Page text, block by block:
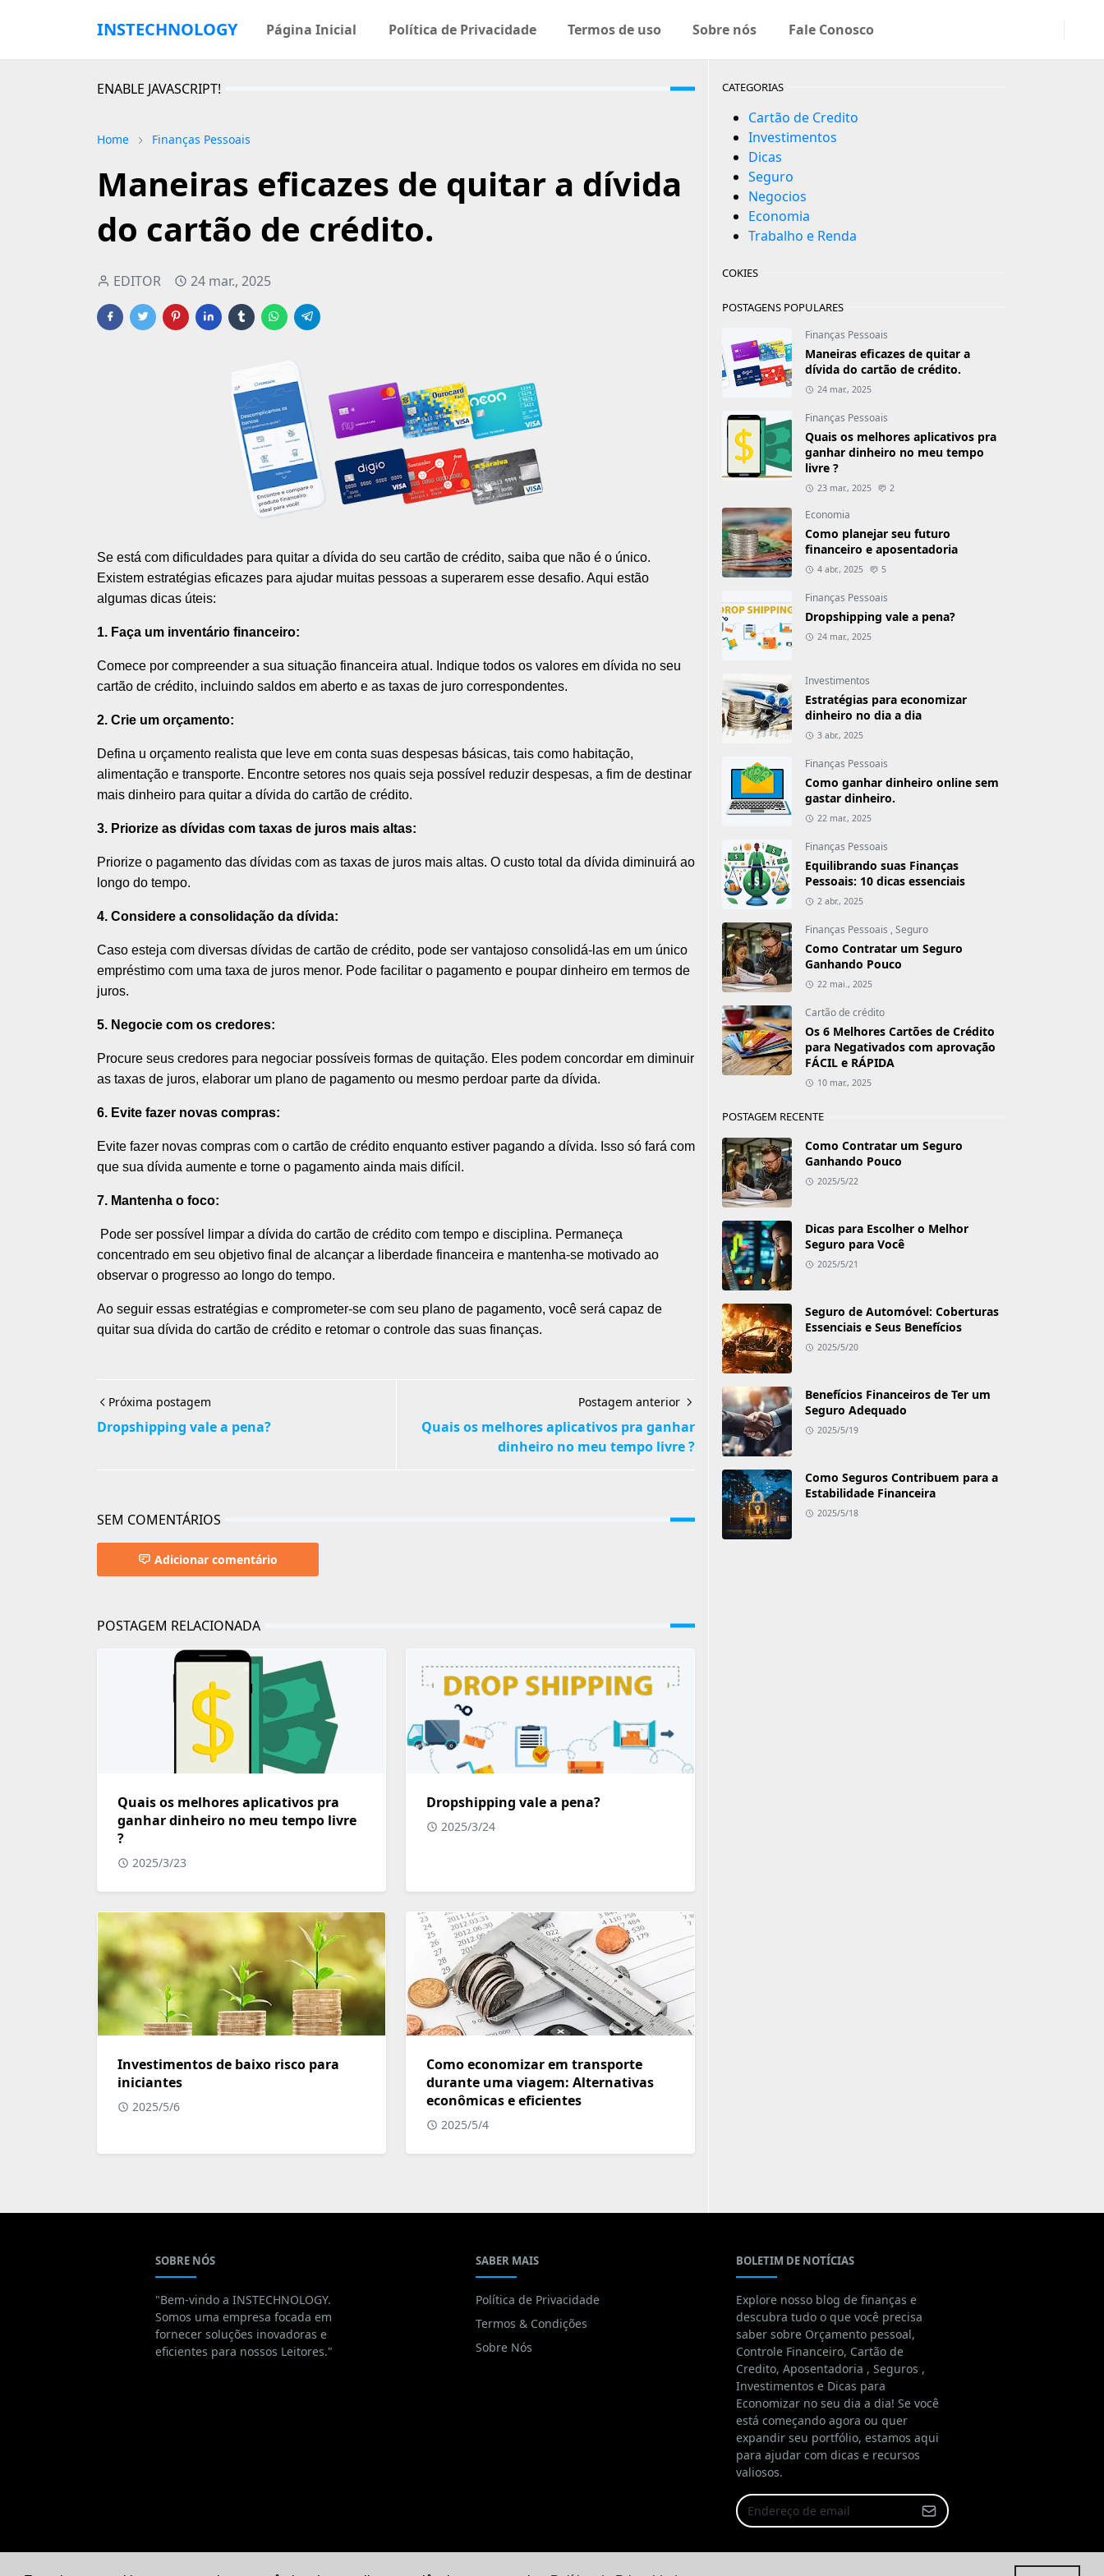
INSTECHNOLOGY Página Inicial Política de Privacidade Termos de uso Sobre nós Fale Conosco
ENABLE JAVASCRIPT!
Home Finanças Pessoais
Maneiras eficazes de quitar a dívida
do cartão de crédito.
EDITOR 24 mar., 2025
Se está com dificuldades para quitar a dívida do seu cartão de crédito, saiba que não é o único.
Existem estratégias eficazes para ajudar muitas pessoas a superarem esse desafio. Aqui estão
algumas dicas úteis:
1. Faça um inventário financeiro:
Comece por compreender a sua situação financeira atual. Indique todos os valores em dívida no seu
cartão de crédito, incluindo saldos em aberto e as taxas de juro correspondentes.
2. Crie um orçamento:
Defina u orçamento realista que leve em conta suas despesas básicas, tais como habitação,
alimentação e transporte. Encontre setores nos quais seja possível reduzir despesas, a fim de destinar
mais dinheiro para quitar a dívida do cartão de crédito.
3. Priorize as dívidas com taxas de juros mais altas:
Priorize o pagamento das dívidas com as taxas de juros mais altas. O custo total da dívida diminuirá ao
longo do tempo.
4. Considere a consolidação da dívida:
Caso esteja com diversas dívidas de cartão de crédito, pode ser vantajoso consolidá-las em um único
empréstimo com uma taxa de juros menor. Pode facilitar o pagamento e poupar dinheiro em termos de
juros.
5. Negocie com os credores:
Procure seus credores para negociar possíveis formas de quitação. Eles podem concordar em diminuir
as taxas de juros, elaborar um plano de pagamento ou mesmo perdoar parte da dívida.
6. Evite fazer novas compras:
Evite fazer novas compras com o cartão de crédito enquanto estiver pagando a dívida. Isso só fará com
que sua dívida aumente e torne o pagamento ainda mais difícil.
7. Mantenha o foco:
Pode ser possível limpar a dívida do cartão de crédito com tempo e disciplina. Permaneça
concentrado em seu objetivo final de alcançar a liberdade financeira e mantenha-se motivado ao
observar o progresso ao longo do tempo.
Ao seguir essas estratégias e comprometer-se com seu plano de pagamento, você será capaz de
quitar sua dívida do cartão de crédito e retomar o controle das suas finanças.
Próxima postagem
Dropshipping vale a pena?
Postagem anterior
Quais os melhores aplicativos pra ganhar
dinheiro no meu tempo livre ?
SEM COMENTÁRIOS
Adicionar comentário
POSTAGEM RELACIONADA
Quais os melhores aplicativos pra
ganhar dinheiro no meu tempo livre
?
2025/3/23
Dropshipping vale a pena?
2025/3/24
Investimentos de baixo risco para
iniciantes
2025/5/6
Como economizar em transporte
durante uma viagem: Alternativas
econômicas e eficientes
2025/5/4
CATEGORIAS
Cartão de Credito
Investimentos
Dicas
Seguro
Negocios
Economia
Trabalho e Renda
COKIES
POSTAGENS POPULARES
Finanças Pessoais
Maneiras eficazes de quitar a
dívida do cartão de crédito.
24 mar., 2025
Finanças Pessoais
Quais os melhores aplicativos pra
ganhar dinheiro no meu tempo
livre ?
23 mar., 2025 2
Economia
Como planejar seu futuro
financeiro e aposentadoria
4 abr., 2025 5
Finanças Pessoais
Dropshipping vale a pena?
24 mar., 2025
Investimentos
Estratégias para economizar
dinheiro no dia a dia
3 abr., 2025
Finanças Pessoais
Como ganhar dinheiro online sem
gastar dinheiro.
22 mar., 2025
Finanças Pessoais
Equilibrando suas Finanças
Pessoais: 10 dicas essenciais
2 abr., 2025
Finanças Pessoais , Seguro
Como Contratar um Seguro
Ganhando Pouco
22 mai., 2025
Cartão de crédito
Os 6 Melhores Cartões de Crédito
para Negativados com aprovação
FÁCIL e RÁPIDA
10 mar., 2025
POSTAGEM RECENTE
Como Contratar um Seguro
Ganhando Pouco
2025/5/22
Dicas para Escolher o Melhor
Seguro para Você
2025/5/21
Seguro de Automóvel: Coberturas
Essenciais e Seus Benefícios
2025/5/20
Benefícios Financeiros de Ter um
Seguro Adequado
2025/5/19
Como Seguros Contribuem para a
Estabilidade Financeira
2025/5/18
SOBRE NÓS
"Bem-vindo a INSTECHNOLOGY.
Somos uma empresa focada em
fornecer soluções inovadoras e
eficientes para nossos Leitores."
SABER MAIS
Política de Privacidade
Termos & Condições
Sobre Nós
BOLETIM DE NOTÍCIAS
Explore nosso blog de finanças e
descubra tudo o que você precisa
saber sobre Orçamento pessoal,
Controle Financeiro, Cartão de
Credito, Aposentadoria , Seguros ,
Investimentos e Dicas para
Economizar no seu dia a dia! Se você
está começando agora ou quer
expandir seu portfólio, estamos aqui
para ajudar com dicas e recursos
valiosos.